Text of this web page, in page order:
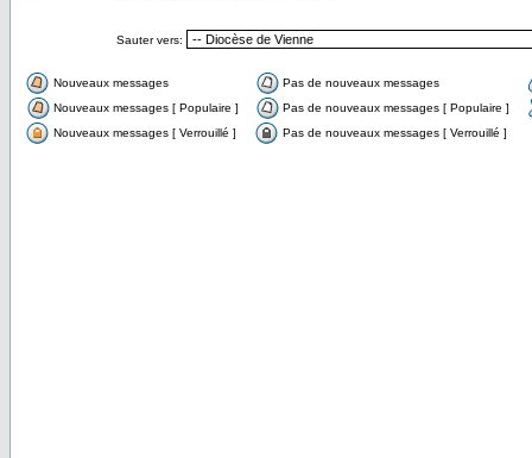
Sauter vers:
Nouveaux messages
Pas de nouveaux messages
Nouveaux messages [ Populaire ]
Pas de nouveaux messages [ Populaire ]
Nouveaux messages [ Verrouillé ]
Pas de nouveaux messages [ Verrouillé ]